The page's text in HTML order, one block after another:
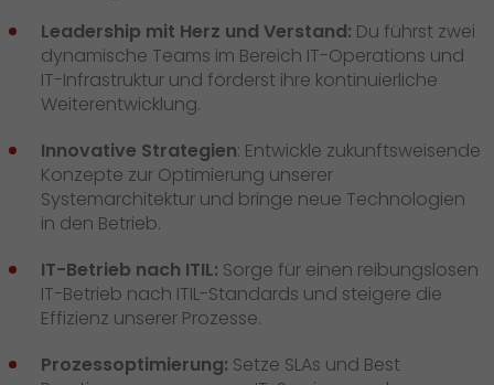
Leadership mit Herz und Verstand: Du führst zwei
dynamische Teams im Bereich IT-Operations und
IT-Infrastruktur und förderst ihre kontinuierliche
Weiterentwicklung.
Innovative Strategien: Entwickle zukunftsweisende
Konzepte zur Optimierung unserer
Systemarchitektur und bringe neue Technologien
in den Betrieb.
IT-Betrieb nach ITIL: Sorge für einen reibungslosen
IT-Betrieb nach ITIL-Standards und steigere die
Effizienz unserer Prozesse.
Prozessoptimierung: Setze SLAs und Best